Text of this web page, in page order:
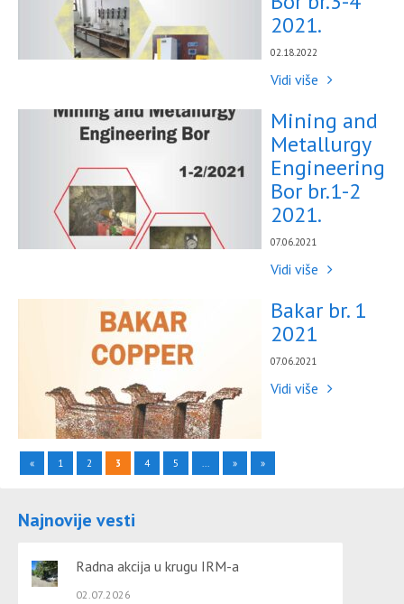
2021.
02.18.2022
Vidi više
Mining and
Metallurgy
Engineering
Bor br.1-2
2021.
07.06.2021
Vidi više
Bakar br. 1
2021
07.06.2021
Vidi više
« 1 2 3 4 5 ... » »
Najnovije vesti
Radna akcija u krugu IRM-a
02.07.2026